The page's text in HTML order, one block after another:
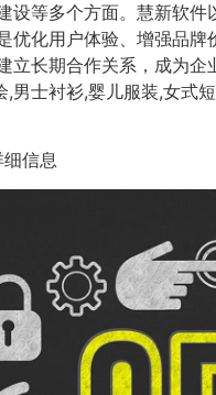
等多个方面。慧新软
化用户体验、增强品
长期合作关系，成为
士衬衫,婴儿服装,女式
信息